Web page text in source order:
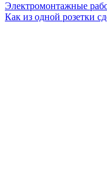
Электромонтажные
Как из одной розетки